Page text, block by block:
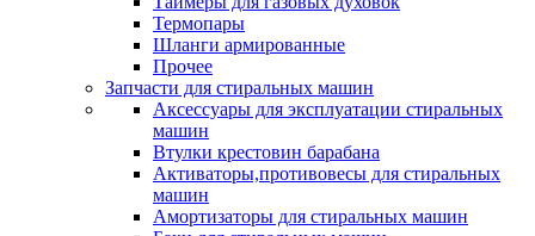
Термопары
Шланги армированные
Прочее
Запчасти для стиральных машин
Аксессуары для эксплуатации стиральных
машин
Втулки крестовин барабана
Активаторы,противовесы для стиральных
машин
Амортизаторы для стиральных машин